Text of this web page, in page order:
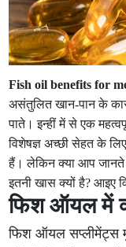
Fish oil benefits for
असंतुलित खान-पान के
पाते। इन्हीं में से एक
विशेषज्ञ अच्छी सेहत के
हैं। लेकिन क्या आप
इतनी खास क्यों है? आइए
फिश ऑयल में
फिश ऑयल